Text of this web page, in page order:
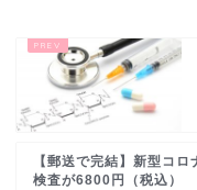
【郵送で完結】新型コ
検査が6800円（税込）